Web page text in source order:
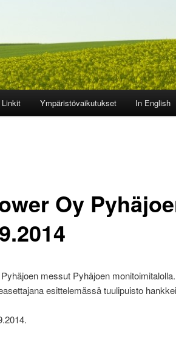
Linkit Ympäristövaikutukset In English
Oy
messut Pyhäjoen
esittelemässä tuulipuisto